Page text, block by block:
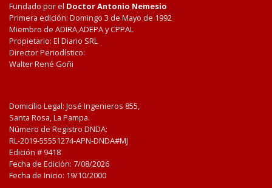
Fundado por el Doctor Antonio Nemesio
Primera edición: Domingo 3 de Mayo de 1992
Miembro de ADIRA,ADEPA y CPPAL
Propietario: El Diario SRL
Director Periodístico:
Walter René Goñi
Domicilio Legal: José Ingenieros 855,
Santa Rosa, La Pampa.
Número de Registro DNDA:
RL-2019-55551274-APN-DNDA#MJ
Edición # 9418
Fecha de Edición: 7/08/2026
Fecha de Inicio: 19/10/2000